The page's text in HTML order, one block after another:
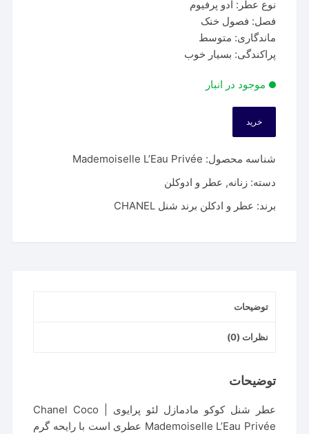
نوع عطر: ادو پرفیوم
فصل: فصول خنک
ماندگاری: متوسط
پراکندگی: بسیار خوب
موجود در انبار
کوکو
مادمازل
پرایوی
Privée
خرید
شناسه محصول: Mademoiselle L’Eau Privée
دسته:زنانه, عطر و ادوکلن
برند: عطر و ادکلن برند شنل CHANEL
توضیحات
نظرات (0)
توضیحات
عطر شنل کوکو مادمازل لئو پرایوی | Chanel Coco
Mademoiselle L’Eau Privée عطری است با رایحه گرم